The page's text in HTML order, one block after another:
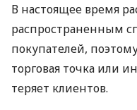
В настоящее время
распространенным
покупателей,
торговая точка или
теряет клиентов.